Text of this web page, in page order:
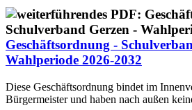
Geschäftsordnung -
Wahlperiode 2026-2032
Diese Geschäftsordnung bindet im
Bürgermeister und haben nach außen